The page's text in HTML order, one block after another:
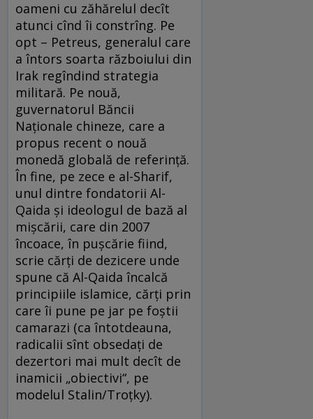
oameni cu zăhărelul decît
atunci cînd îi constrîng. Pe
opt – Petreus, generalul care
a întors soarta războiului din
Irak regîndind strategia
militară. Pe nouă,
guvernatorul Băncii
Naţionale chineze, care a
propus recent o nouă
monedă globală de referinţă.
În fine, pe zece e al-Sharif,
unul dintre fondatorii Al-
Qaida şi ideologul de bază al
mişcării, care din 2007
încoace, în puşcărie fiind,
scrie cărţi de dezicere unde
spune că Al-Qaida încalcă
principiile islamice, cărţi prin
care îi pune pe jar pe foştii
camarazi (ca întotdeauna,
radicalii sînt obsedaţi de
dezertori mai mult decît de
inamicii „obiectivi“, pe
modelul Stalin/Troţky).